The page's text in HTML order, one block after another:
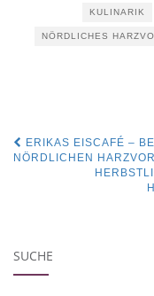
KULINARIK
NÖRDLICHES
ERIKAS EISCAFÉ –
NÖRDLICHEN
SUCHE